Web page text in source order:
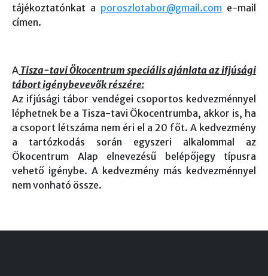
tájékoztatónkat a poroszlotabor@gmail.com e-mail
címen.
A Tisza-tavi Ökocentrum speciális ajánlata az ifjúsági
tábort igénybevevők részére:
Az ifjúsági tábor vendégei csoportos kedvezménnyel
léphetnek be a Tisza-tavi Ökocentrumba, akkor is, ha
a csoport létszáma nem éri el a 20 főt. A kedvezmény
a tartózkodás során egyszeri alkalommal az
Ökocentrum Alap elnevezésű belépőjegy típusra
vehető igénybe. A kedvezmény más kedvezménnyel
nem vonható össze.